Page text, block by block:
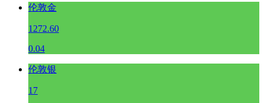
伦敦金
1272.60
0.04
伦敦银
17